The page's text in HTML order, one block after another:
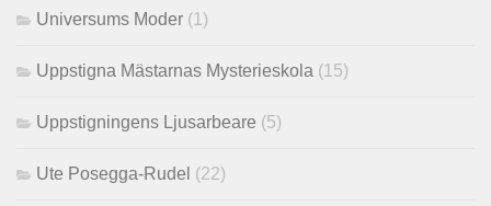
Universums Moder (1)
Uppstigna Mästarnas Mysterieskola (15)
Uppstigningens Ljusarbeare (5)
Ute Posegga-Rudel (22)